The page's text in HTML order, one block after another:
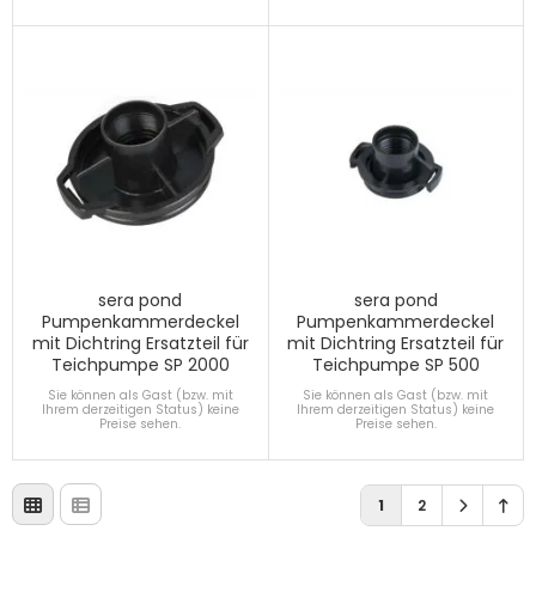
sera pond
Pumpenkammerdeckel
mit Dichtring Ersatzteil für
Teichpumpe SP 2000
Sie können als Gast (bzw. mit
Ihrem derzeitigen Status) keine
Preise sehen.
sera pond
Pumpenkammerdeckel
mit Dichtring Ersatzteil für
Teichpumpe SP 500
Sie können als Gast (bzw. mit
Ihrem derzeitigen Status) keine
Preise sehen.
1 2